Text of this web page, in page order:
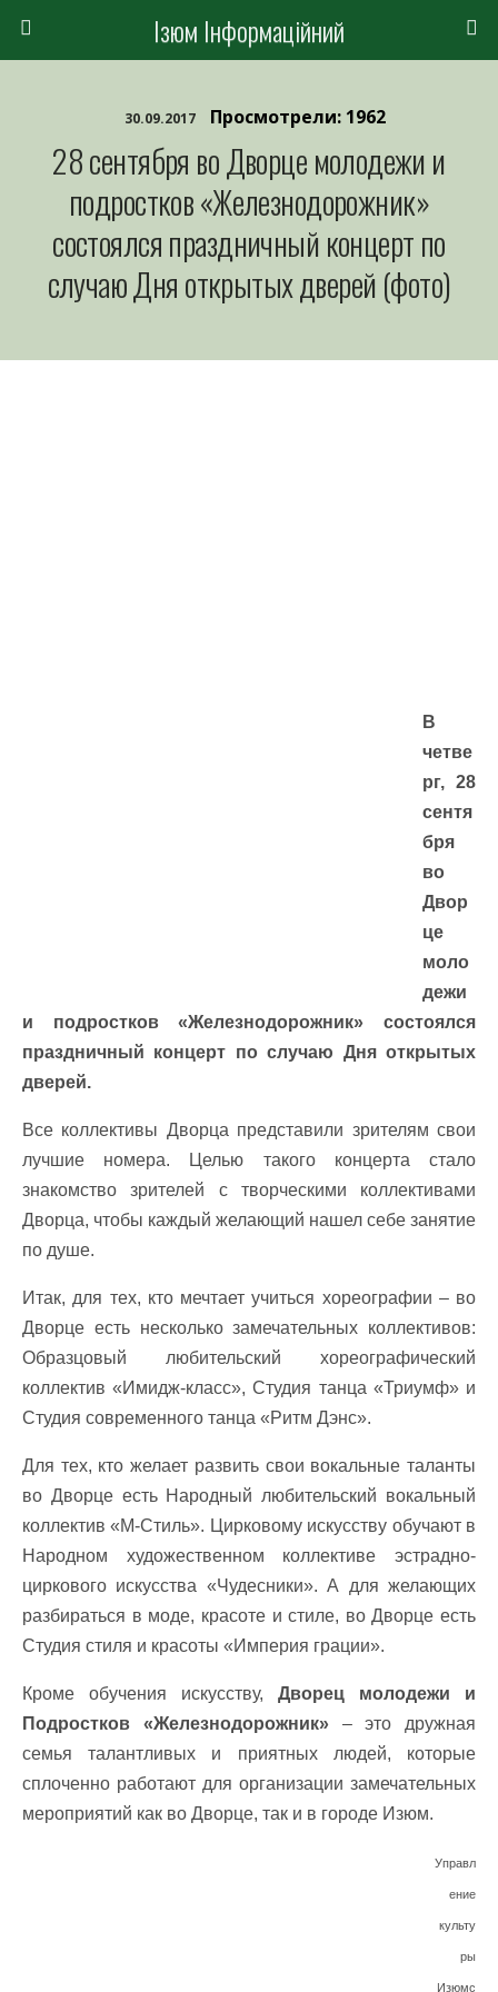
Ізюм Інформаційний
30.09.2017 Просмотрели: 1962
28 сентября во Дворце молодежи и
подростков «Железнодорожник»
состоялся праздничный концерт по
случаю Дня открытых дверей (фото)
В
четве
рг, 28
сентя
бря
во
Двор
це
моло
дежи
и подростков «Железнодорожник» состоялся
праздничный концерт по случаю Дня открытых
дверей.
Все коллективы Дворца представили зрителям свои
лучшие номера. Целью такого концерта стало
знакомство зрителей с творческими коллективами
Дворца, чтобы каждый желающий нашел себе занятие
по душе.
Итак, для тех, кто мечтает учиться хореографии – во
Дворце есть несколько замечательных коллективов:
Образцовый любительский хореографический
коллектив «Имидж-класс», Студия танца «Триумф» и
Студия современного танца «Ритм Дэнс».
Для тех, кто желает развить свои вокальные таланты
во Дворце есть Народный любительский вокальный
коллектив «М-Стиль». Цирковому искусству обучают в
Народном художественном коллективе эстрадно-
циркового искусства «Чудесники». А для желающих
разбираться в моде, красоте и стиле, во Дворце есть
Студия стиля и красоты «Империя грации».
Кроме обучения искусству, Дворец молодежи и
Подростков «Железнодорожник»– это дружная
семья талантливых и приятных людей, которые
сплоченно работают для организации замечательных
мероприятий как во Дворце, так и в городе Изюм.
Управл
ение
культу
ры
Изюмс